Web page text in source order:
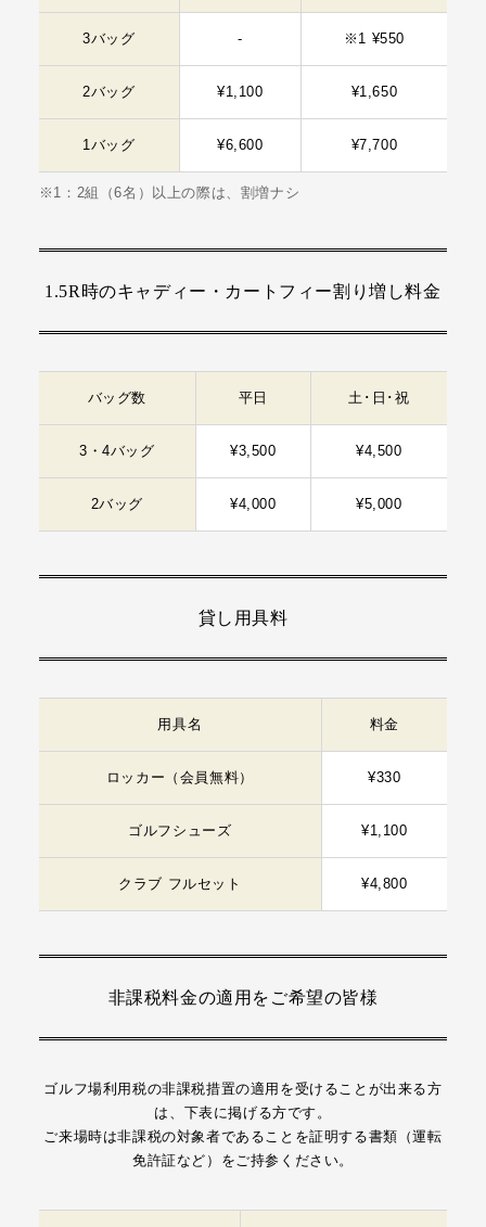
3バッグ - ※1 ¥550
2バッグ ¥1,100 ¥1,650
1バッグ ¥6,600 ¥7,700
※1：2組（6名）以上の際は、割増ナシ
1.5R時のキャディー・カートフィー割り増し料金
バッグ数 平日 土･日･祝
3・4バッグ ¥3,500 ¥4,500
2バッグ ¥4,000 ¥5,000
貸し用具料
用具名 料金
ロッカー（会員無料） ¥330
ゴルフシューズ ¥1,100
クラブ フルセット ¥4,800
非課税料金の適用をご希望の皆様
ゴルフ場利用税の非課税措置の適用を受けることが出来る方
は、下表に掲げる方です。
ご来場時は非課税の対象者であることを証明する書類（運転
免許証など）をご持参ください。